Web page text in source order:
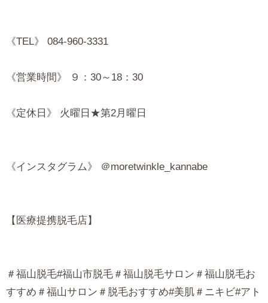
《TEL》 084-960-3331
《営業時間》 ９：30～18：30
《定休日》 火曜日★第2月曜日
《インスタグラム》 ＠moretwinkle_kannabe
【医療提携脱毛店】
＃福山脱毛#福山市脱毛＃福山脱毛サロン＃福山脱毛お
すすめ＃福山サロン＃脱毛おすすめ#美肌＃ニキビ#アト